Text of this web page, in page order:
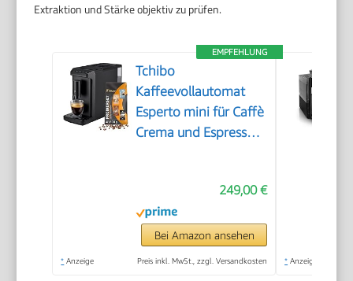
Extraktion und Stärke objektiv zu prüfen.
EMPFEHLUNG
Tchibo
Kaffeevollautomat
Esperto mini für Caffè
Crema und Espresso,
geeignet für jede
Küche, Camping,
Studentenapartment,
Schwarz - INKLUSIVE
249,00 €
Bei Amazon ansehen
* Anzeige Preis inkl. MwSt., zzgl. Versandkosten * Anzeige